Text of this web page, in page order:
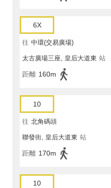
6X
往 中環(交易廣場)
太古廣場三座, 皇后大道東 站
距離 160m
10
往 北角碼頭
聯發街, 皇后大道東 站
距離 170m
10